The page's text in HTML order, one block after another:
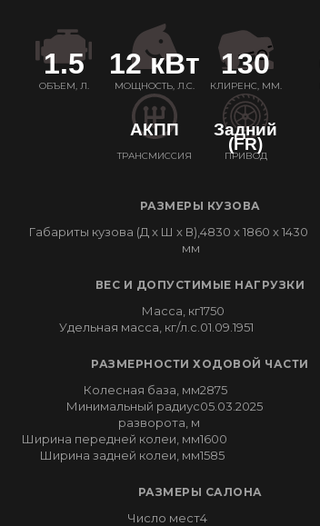
ОБЪЕМ, Л.
1.5
МОЩНОСТЬ, Л.С.
12 кВт
КЛИРЕНС, ММ.
130
ТРАНСМИССИЯ
АКПП
ПРИВОД
Задний
(FR)
РАЗМЕРЫ КУЗОВА
Габариты кузова (Д x Ш x В),
мм
4830 x 1860 x 1430
ВЕС И ДОПУСТИМЫЕ НАГРУЗКИ
Масса, кг1750
Удельная масса, кг/л.с. 01.09.1951
РАЗМЕРНОСТИ ХОДОВОЙ ЧАСТИ
Колесная база, мм2875
Минимальный радиус
разворота, м
05.03.2025
Ширина передней колеи, мм1600
Ширина задней колеи, мм1585
РАЗМЕРЫ САЛОНА
Число мест4